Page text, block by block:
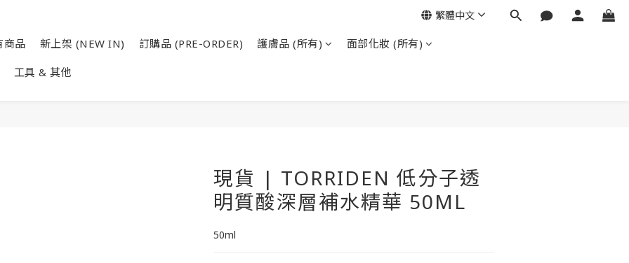
商品 新上架 (NEW IN) 訂購品 (PRE-ORDER) 護膚品 (所有) 面部化妝 (所有)
工具 & 其他
繁體中文
現貨 | TORRIDEN 低分子透
明質酸深層補水精華 50ML
50ml